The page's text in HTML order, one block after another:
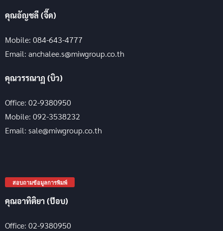
คุณอัญชลี (จี๊ด)
Mobile: 084-643-4777
Email: anchalee.s@miwgroup.co.th
คุณวรรณาฏ (บิว)
Office: 02-9380950
Mobile: 092-3538232
Email: sale@miwgroup.co.th
สอบถามข้อมูลการพิมพ์
คุณอาทิติยา (ป๊อบ)
Office: 02-9380950